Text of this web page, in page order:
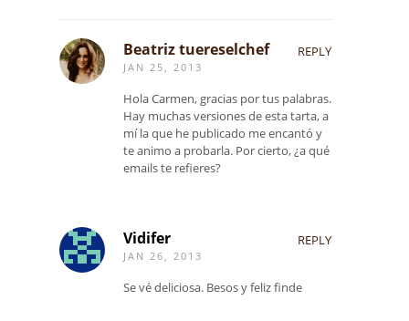
Beatriz tuereselchef
JAN 25, 2013
REPLY
Hola Carmen, gracias por tus palabras.
Hay muchas versiones de esta tarta, a
mí la que he publicado me encantó y
te animo a probarla. Por cierto, ¿a qué
emails te refieres?
Vidifer
JAN 26, 2013
REPLY
Se vé deliciosa. Besos y feliz finde